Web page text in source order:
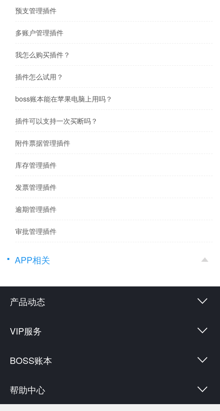
预支管理插件
多账户管理插件
我怎么购买插件？
插件怎么试用？
boss账本能在苹果电脑上用吗？
插件可以支持一次买断吗？
附件票据管理插件
库存管理插件
发票管理插件
逾期管理插件
审批管理插件
APP相关
产品动态
VIP服务
BOSS账本
帮助中心